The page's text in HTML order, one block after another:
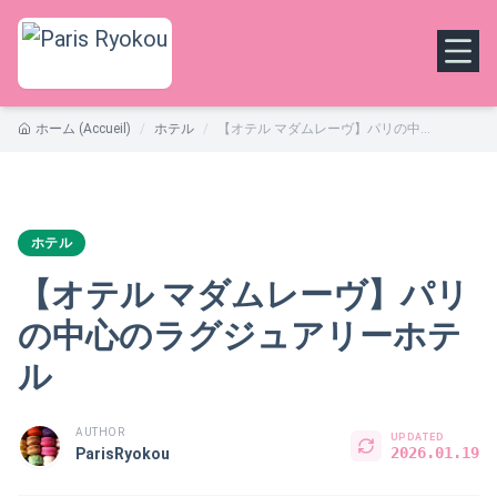
ホーム (Accueil) / ホテル / 【オテル マダムレーヴ】パリの中心のラグジュアリーホテル
ホテル
【オテル マダムレーヴ】パリ
の中心のラグジュアリーホテ
ル
AUTHOR
ParisRyokou
UPDATED
2026.01.19